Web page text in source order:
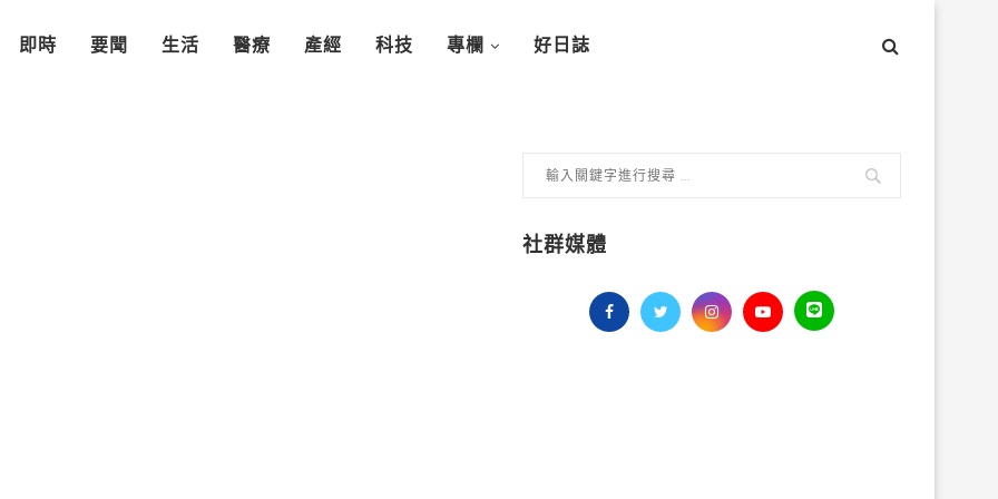
即時 要聞 生活 醫療 產經 科技 專欄 好日誌
社群媒體